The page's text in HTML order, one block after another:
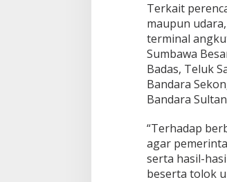
Terkait
maupun
terminal
Sumbawa
Badas, Teluk
Bandara
Bandara
“Terhadap
agar
serta hasil-
beserta tolok